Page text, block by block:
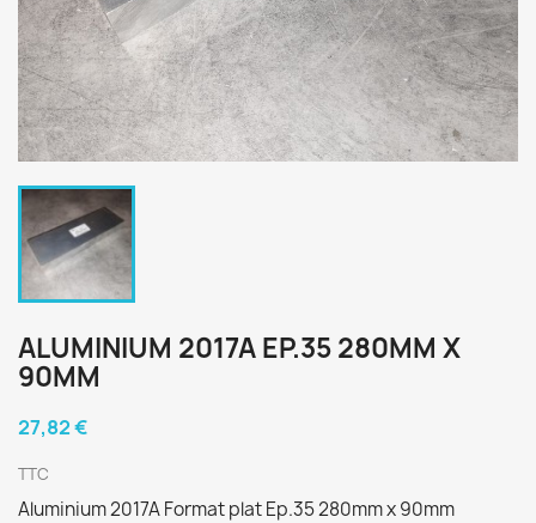
ALUMINIUM 2017A EP.35 280MM X
90MM
27,82 €
TTC
Aluminium 2017A Format plat Ep.35 280mm x 90mm